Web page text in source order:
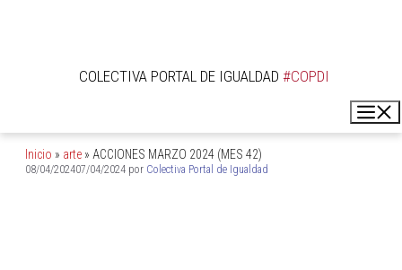
COLECTIVA PORTAL DE IGUALDAD
ACCIONES MARZO 2024
Inicio » arte » ACCIONES MARZO 2024 (MES 42)
08/04/202407/04/2024 por Colectiva Portal de Igualdad